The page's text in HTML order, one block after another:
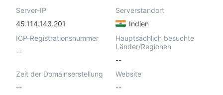
Server-IP
45.114.143.201
Serverstandort
Indien
ICP-Registrationsnummer
--
Hauptsächlich besuchte
Länder/Regionen
--
Zeit der Domainserstellung
--
Website
--